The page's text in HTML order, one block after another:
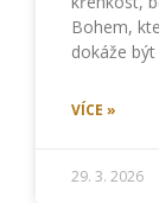
Bohem,
dokáže
VÍCE »
29. 3. 2026